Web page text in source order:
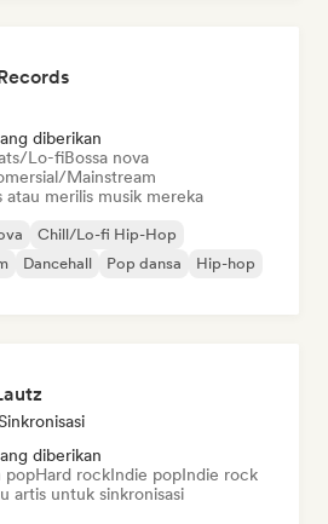
diberikan
Lo-fiBossa nova
Mainstream
atau merilis musik mereka
Chill/Lo-fi Hip-Hop
Dancehall Pop dansa
Hip-hop
diberikan
popHard rockIndie popIndie rock
artis untuk sinkronisasi